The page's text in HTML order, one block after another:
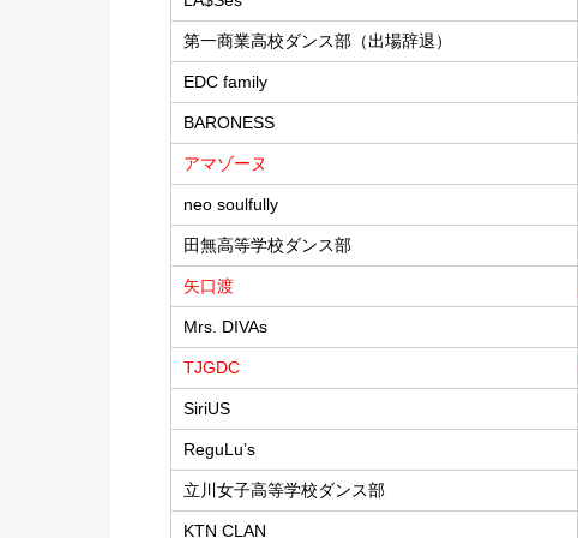
第一商業高校ダンス部（出場辞退）
EDC family
BARONESS
アマゾーヌ
neo soulfully
田無高等学校ダンス部
矢口渡
Mrs. DIVAs
TJGDC
SiriUS
ReguLu’s
立川女子高等学校ダンス部
KTN CLAN